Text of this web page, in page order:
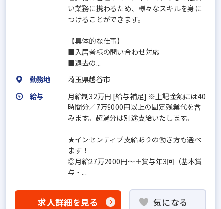
い業務に携わるため、様々なスキルを身に
つけることができます。
【具体的な仕事】
■入居者様の問い合わせ対応
■退去の...
勤務地
埼玉県越谷市
給与
月給制32万円 [給与補足] ※上記金額には40
時間分／7万9000円以上の固定残業代を含
みます。超過分は別途支給いたします。
★インセンティブ支給ありの働き方も選べ
ます！
◎月給27万2000円～＋賞与年3回（基本賞
与・...
求人詳細を見る 気になる